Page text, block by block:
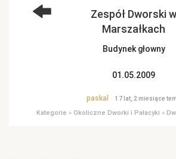
Zespół Dworski w
Marszałkach
Budynek głowny
01.05.2009
paskal 17 lat, 2 miesiące
Kategorie » Okoliczne Dworki i Pałacyki »